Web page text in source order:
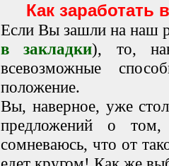
Как заработать
Если Вы зашли на наш
в закладки), то,
всевозможные
положение.
Вы, наверное, уже
предложений о
сомневаюсь, что от